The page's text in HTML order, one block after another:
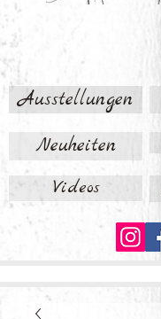
Ausstellungen
Neuheiten
Videos